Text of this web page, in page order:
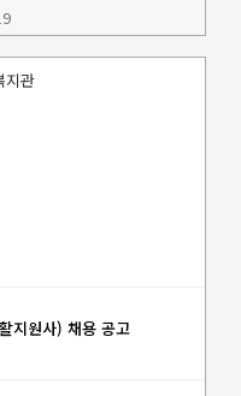
지관
지원사) 채용 공고